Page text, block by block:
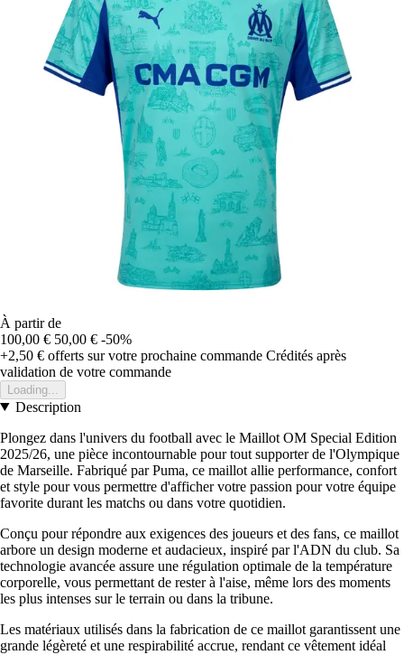
À partir de
100,00 € 50,00 € -50%
+2,50 € offerts sur votre prochaine commande Crédités après
validation de votre commande
Loading...
Description
Plongez dans l'univers du football avec le Maillot OM Special Edition
2025/26, une pièce incontournable pour tout supporter de l'Olympique
de Marseille. Fabriqué par Puma, ce maillot allie performance, confort
et style pour vous permettre d'afficher votre passion pour votre équipe
favorite durant les matchs ou dans votre quotidien.
Conçu pour répondre aux exigences des joueurs et des fans, ce maillot
arbore un design moderne et audacieux, inspiré par l'ADN du club. Sa
technologie avancée assure une régulation optimale de la température
corporelle, vous permettant de rester à l'aise, même lors des moments
les plus intenses sur le terrain ou dans la tribune.
Les matériaux utilisés dans la fabrication de ce maillot garantissent une
grande légèreté et une respirabilité accrue, rendant ce vêtement idéal